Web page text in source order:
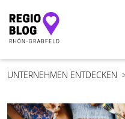
Hauptnavigation
UNTERNEHMEN ENTDECKEN